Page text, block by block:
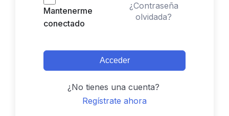
Mantenerme
conectado
¿Contraseña
olvidada?
Acceder
¿No tienes una cuenta?
Regístrate ahora